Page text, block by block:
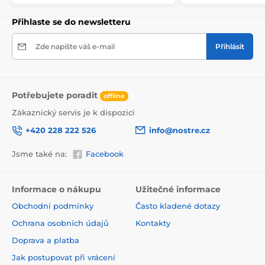
Použitá tisková metoda je ekologická, a proto jsou
přísné normy a mají VOC i GREENGUARD GOLD
certifikaci. Navíc jsou bez obsahu PVC a lepidlo je na
Přihlaste se do newsletteru
Zde napište váš e-mail Přihlásit
Potřebujete poradit offline
Zákaznický servis je k dispozici
+420 228 222 526
info@nostre.cz
Jsme také na: Facebook
Informace o nákupu
Obchodní podmínky
Ochrana osobních údajů
Doprava a platba
Jak postupovat při vrácení
Užitečné informace
Často kladené dotazy
Kontakty